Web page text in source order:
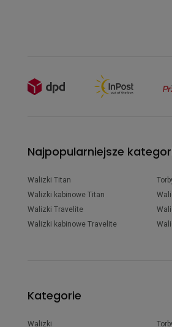
Najpopularniejsze
Walizki Titan
Walizki kabinowe Titan
Walizki Travelite
Walizki kabinowe Travelite
Kategorie
Walizki